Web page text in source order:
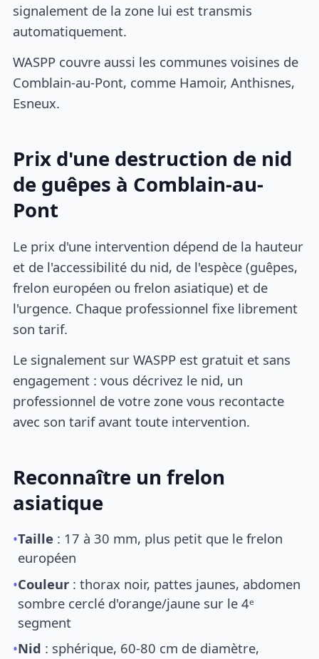
signalement de la zone lui est transmis
automatiquement.
WASPP couvre aussi les communes voisines de
Comblain-au-Pont, comme Hamoir, Anthisnes,
Esneux.
Prix d'une destruction de nid
de guêpes à Comblain-au-
Pont
Le prix d'une intervention dépend de la hauteur
et de l'accessibilité du nid, de l'espèce (guêpes,
frelon européen ou frelon asiatique) et de
l'urgence. Chaque professionnel fixe librement
son tarif.
Le signalement sur WASPP est gratuit et sans
engagement : vous décrivez le nid, un
professionnel de votre zone vous recontacte
avec son tarif avant toute intervention.
Reconnaître un frelon
asiatique
•Taille : 17 à 30 mm, plus petit que le frelon
européen
•Couleur : thorax noir, pattes jaunes, abdomen
sombre cerclé d'orange/jaune sur le 4ᵉ
segment
•Nid : sphérique, 60-80 cm de diamètre,